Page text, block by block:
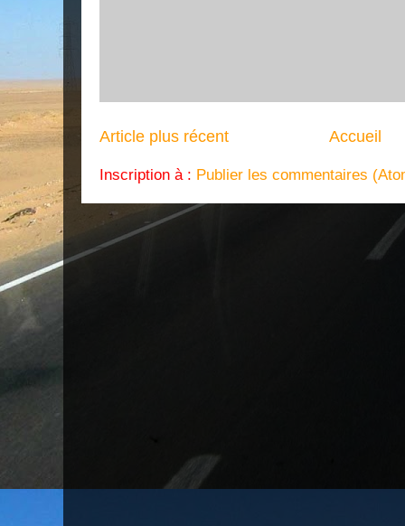
Article plus récent Accueil
Inscription à : Publier les commentaires